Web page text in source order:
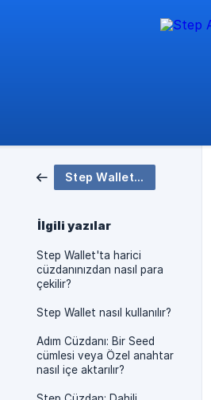
Step Wallet - Yepyeni Cüzdan Uygulaması 📟
İlgili yazılar
Step Wallet'ta harici
cüzdanınızdan nasıl para
çekilir?
Step Wallet nasıl kullanılır?
Adım Cüzdanı: Bir Seed
cümlesi veya Özel anahtar
nasıl içe aktarılır?